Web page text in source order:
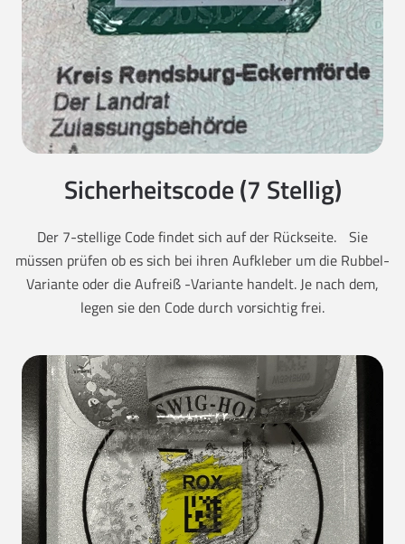
Sicherheitscode (7 Stellig)
Der 7-stellige Code findet sich auf der Rückseite. Sie
müssen prüfen ob es sich bei ihren Aufkleber um die Rubbel-
Variante oder die Aufreiß -Variante handelt. Je nach dem,
legen sie den Code durch vorsichtig frei.